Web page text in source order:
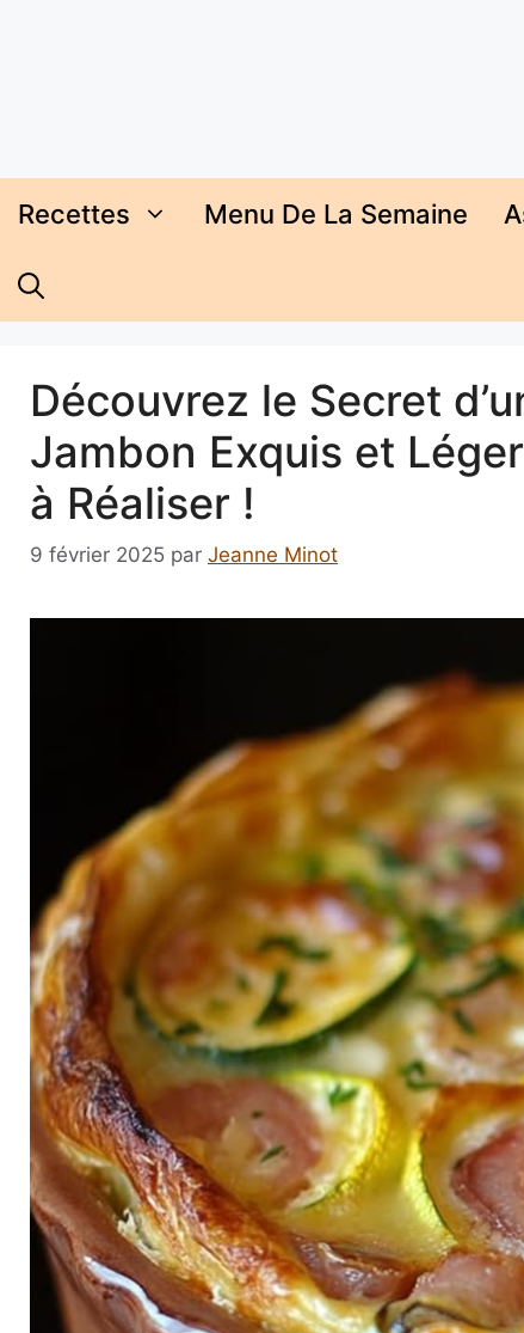
Recettes Menu De La Semaine
Découvrez le Secret
Jambon Exquis et
à Réaliser !
9 février 2025 par Jeanne Minot